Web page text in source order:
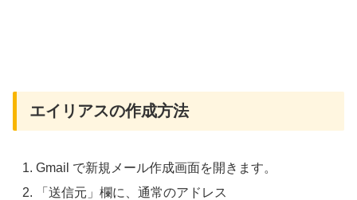
エイリアスの作成方法
Gmail で新規メール作成画面を開きます。
「送信元」欄に、通常のアドレス